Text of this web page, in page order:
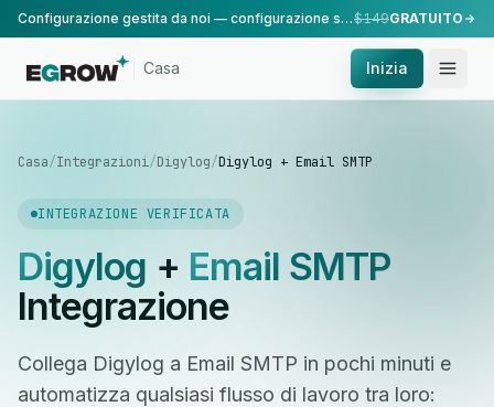
Configurazione gestita da noi — configurazione standard, eseguita dal nostro team.$149GRATUITO
Casa Inizia
Casa/Integrazioni/Digylog/Digylog + Email SMTP
INTEGRAZIONE VERIFICATA
Digylog + Email SMTP
Integrazione
Collega Digylog a Email SMTP in pochi minuti e
automatizza qualsiasi flusso di lavoro tra loro: